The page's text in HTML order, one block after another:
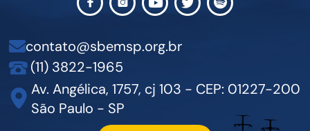
contato@sbemsp.org.br
(11) 3822-1965
Av. Angélica, 1757, cj 103 - CEP: 01227-200
São Paulo - SP